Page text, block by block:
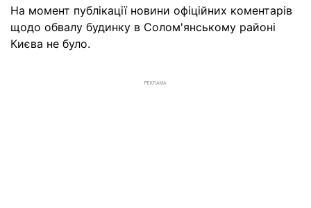
На момент публікації новини офіційних коментарів
щодо обвалу будинку в Солом'янському районі
Києва не було.
РЕКЛАМА